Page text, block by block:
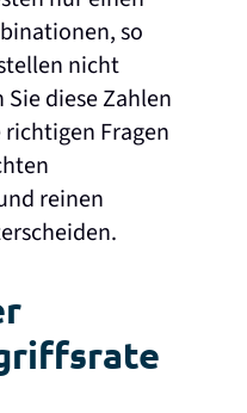
so
nicht
diese Zahlen
Fragen
reinen